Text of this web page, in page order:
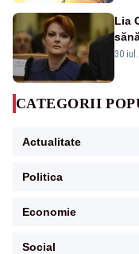
Lia
30
CATEGORII
Actualitate
Politica
Economie
Social